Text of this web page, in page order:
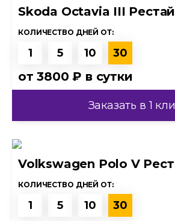
Skoda Octavia III
КОЛИЧЕСТВО ДНЕЙ ОТ:
1 5 10 30
от3800 ₽ в сутки
Заказать в 1
Volkswagen Polo V
КОЛИЧЕСТВО ДНЕЙ ОТ:
1 5 10 30